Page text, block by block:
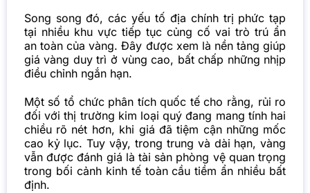
Song song đó, các yếu tố địa chính trị phức tạp
tại nhiều khu vực tiếp tục củng cố vai trò trú ẩn
an toàn của vàng. Đây được xem là nền tảng giúp
giá vàng duy trì ở vùng cao, bất chấp những nhịp
điều chỉnh ngắn hạn.
Một số tổ chức phân tích quốc tế cho rằng, rủi ro
đối với thị trường kim loại quý đang mang tính hai
chiều rõ nét hơn, khi giá đã tiệm cận những mốc
cao kỷ lục. Tuy vậy, trong trung và dài hạn, vàng
vẫn được đánh giá là tài sản phòng vệ quan trọng
trong bối cảnh kinh tế toàn cầu tiềm ẩn nhiều bất
định.